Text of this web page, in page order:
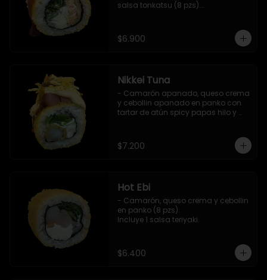
salsa tonkatsu (8 pzs).
$6.900
Nikkei Tuna
- Camarón apanado, queso crema
y cebollin apanado en panko con
tartar de atún spicy papas hilo y
$7.200
Hot Ebi
- Camarón, queso crema y cebollin
en panko (8 pzs).
Incluye 1 salsa teriyaki.
$6.400